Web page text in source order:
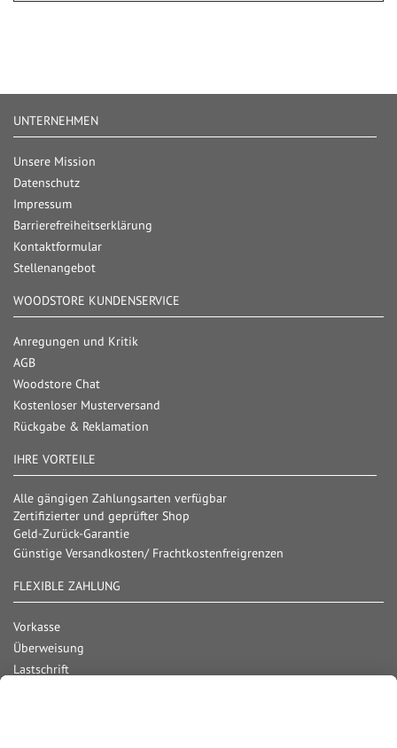
UNTERNEHMEN
Unsere Mission
Datenschutz
Impressum
Barrierefreiheitserklärung
Kontaktformular
Stellenangebot
WOODSTORE KUNDENSERVICE
Anregungen und Kritik
AGB
Woodstore Chat
Kostenloser Musterversand
Rückgabe & Reklamation
IHRE VORTEILE
Alle gängigen Zahlungsarten verfügbar
Zertifizierter und geprüfter Shop
Geld-Zurück-Garantie
Günstige Versandkosten/ Frachtkostenfreigrenzen
FLEXIBLE ZAHLUNG
Vorkasse
Überweisung
Lastschrift